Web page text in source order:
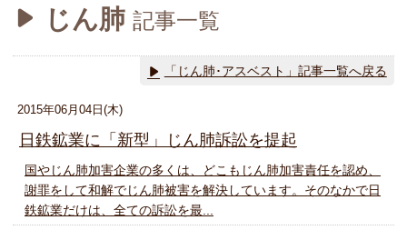
じん肺 記事一覧
「じん肺･アスベスト」記事一覧へ戻る
2015年06月04日(木)
日鉄鉱業に「新型」じん肺訴訟を提起
国やじん肺加害企業の多くは、どこもじん肺加害責任を認め、
謝罪をして和解でじん肺被害を解決しています。そのなかで日
鉄鉱業だけは、全ての訴訟を最...